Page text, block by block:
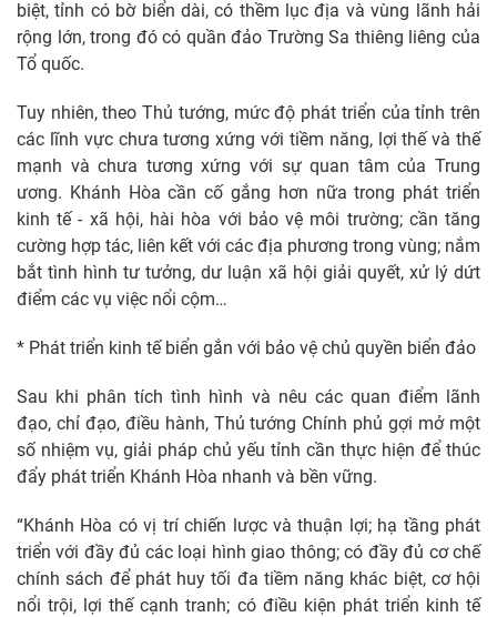
biệt, tỉnh có bờ biển dài, có thềm lục địa và vùng lãnh hải
rộng lớn, trong đó có quần đảo Trường Sa thiêng liêng của
Tổ quốc.
Tuy nhiên, theo Thủ tướng, mức độ phát triển của tỉnh trên
các lĩnh vực chưa tương xứng với tiềm năng, lợi thế và thế
mạnh và chưa tương xứng với sự quan tâm của Trung
ương. Khánh Hòa cần cố gắng hơn nữa trong phát triển
kinh tế - xã hội, hài hòa với bảo vệ môi trường; cần tăng
cường hợp tác, liên kết với các địa phương trong vùng; nắm
bắt tình hình tư tưởng, dư luận xã hội giải quyết, xử lý dứt
điểm các vụ việc nổi cộm…
* Phát triển kinh tế biển gắn với bảo vệ chủ quyền biển đảo
Sau khi phân tích tình hình và nêu các quan điểm lãnh
đạo, chỉ đạo, điều hành, Thủ tướng Chính phủ gợi mở một
số nhiệm vụ, giải pháp chủ yếu tỉnh cần thực hiện để thúc
đẩy phát triển Khánh Hòa nhanh và bền vững.
“Khánh Hòa có vị trí chiến lược và thuận lợi; hạ tầng phát
triển với đầy đủ các loại hình giao thông; có đầy đủ cơ chế
chính sách để phát huy tối đa tiềm năng khác biệt, cơ hội
nổi trội, lợi thế cạnh tranh; có điều kiện phát triển kinh tế